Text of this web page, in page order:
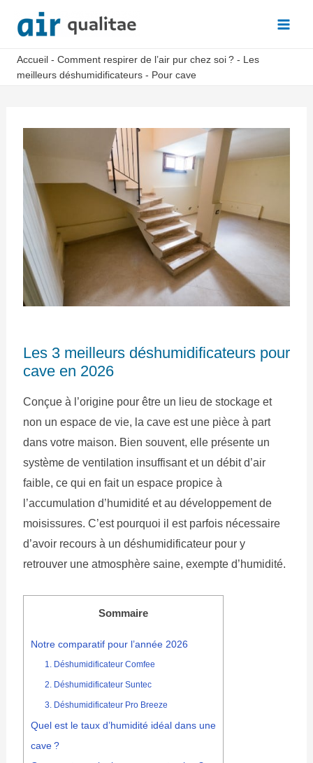
Accueil - Comment respirer de l’air pur chez soi ? - Les
meilleurs déshumidificateurs - Pour cave
Les 3 meilleurs déshumidificateurs pour
cave en 2026
Conçue à l’origine pour être un lieu de stockage et
non un espace de vie, la cave est une pièce à part
dans votre maison. Bien souvent, elle présente un
système de ventilation insuffisant et un débit d’air
faible, ce qui en fait un espace propice à
l’accumulation d’humidité et au développement de
moisissures. C’est pourquoi il est parfois nécessaire
d’avoir recours à un déshumidificateur pour y
retrouver une atmosphère saine, exempte d’humidité.
Sommaire
Notre comparatif pour l’année 2026
1. Déshumidificateur Comfee
2. Déshumidificateur Suntec
3. Déshumidificateur Pro Breeze
Quel est le taux d’humidité idéal dans une
cave ?